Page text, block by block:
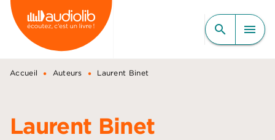
MENU RECHERCHE
CONTENU
PIED DE PAGE
search menu
Accueil • Auteurs • Laurent Binet
Laurent Binet